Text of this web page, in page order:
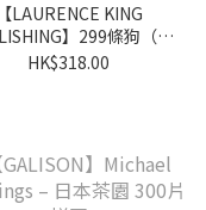
【LAURENCE KING
】299條狗（和
貓）犬群拼圖 300片拼
HK$318.00